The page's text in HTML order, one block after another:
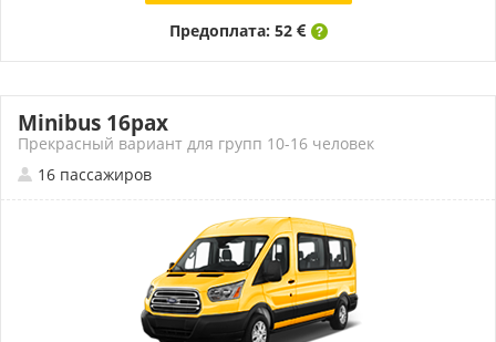
Предоплата: 52
Minibus 16pax
Прекрасный вариант для групп 10-16 человек
16 пассажиров